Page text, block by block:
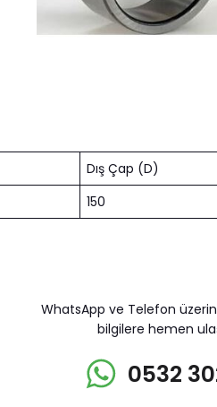
Dış Çap (D)
150
WhatsApp ve Telefon
bilgilere hemen
0532